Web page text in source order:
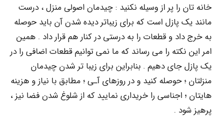
را پر از وسیله نکنید : چیدمان اصولی منزل ، درست
پازل است که برای زیباتر دیده شدن آن باید حوصله
و قطعات را به درستی در کنار هم قرار داد . همین
را می رساند که ما نمی توانیم قطعات اضافی را در
جای دهیم . بنابراین برای زیبا تر شدن چیدمان
؛ حوصله کنید و در روزهای آـی ؛ مطابق با نیاز و هزینه
اجناسی را خریداری نمایید که از شلوغ شدن فضا نیز ،
.